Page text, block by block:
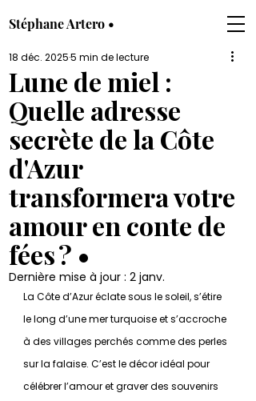
Stéphane Artero •
Lune de miel :
Quelle adresse
secrète de la Côte
d'Azur
transformera votre
amour en conte de
fées ? •
18 déc. 20255 min de lecture
Dernière mise à jour : 2 janv.
La Côte d’Azur éclate sous le soleil, s’étire
le long d’une mer turquoise et s’accroche
à des villages perchés comme des perles
sur la falaise. C’est le décor idéal pour
célébrer l’amour et graver des souvenirs